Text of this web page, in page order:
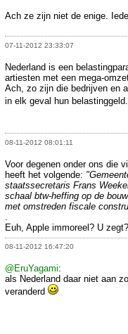
Ach ze zijn niet de enige.
07-11-2012 23:33:07
Nederland is een
artiesten met een mega-
Ach, zo zijn die bedrijven en
in elk geval hun belastinggeld.
08-11-2012 08:01:11
Voor degenen onder ons die
heeft het volgende:
staatssecretaris Frans
schaal btw-heffing op de
met omstreden fiscale
.
Euh, Apple immoreel? U zegt?
08-11-2012 16:47:20
@EruYagami:
als Nederland daar niet aan
veranderd